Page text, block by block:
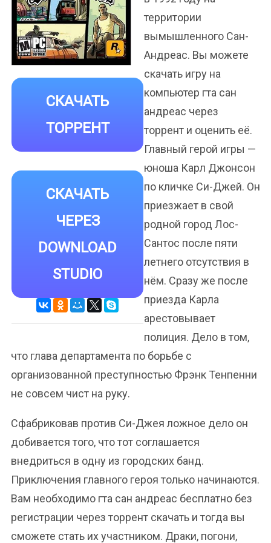
СКАЧАТЬ
ТОРРЕНТ
СКАЧАТЬ
ЧЕРЕЗ
DOWNLOAD
STUDIO
территории
вымышленного Сан-
Андреас. Вы можете
скачать игру на
компьютер гта сан
андреас через
торрент и оценить её.
Главный герой игры —
юноша Карл Джонсон
по кличке Си-Джей. Он
приезжает в свой
родной город Лос-
Сантос после пяти
летнего отсутствия в
нём. Сразу же после
приезда Карла
арестовывает
полиция. Дело в том,
что глава департамента по борьбе с
организованной преступностью Фрэнк Тенпенни
не совсем чист на руку.
Сфабриковав против Си-Джея ложное дело он
добивается того, что тот соглашается
внедриться в одну из городских банд.
Приключения главного героя только начинаются.
Вам необходимо гта сан андреас бесплатно без
регистрации через торрент скачать и тогда вы
сможете стать их участником. Драки, погони,